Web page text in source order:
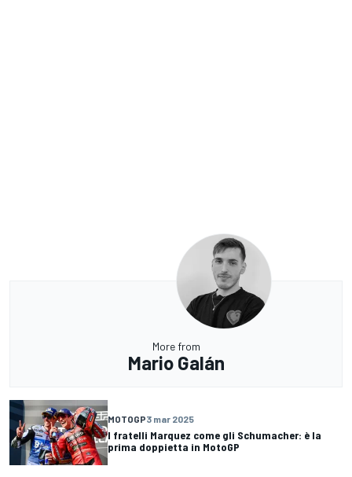
More from
Mario Galán
MOTOGP3 mar 2025
I fratelli Marquez come gli Schumacher: è la
prima doppietta in MotoGP